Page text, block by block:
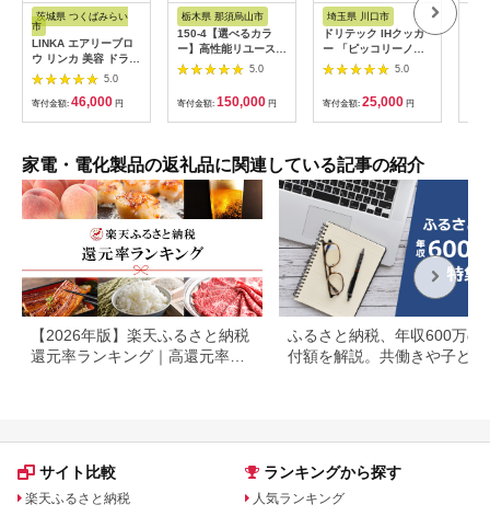
さと納税
茨城県 つくばみらい
市
LINKA エアリーブロ
ウ リンカ 美容 ドライ
ヤー ヘアケア 髪 エス
テ ギフト ラッピング
贈呈品 プレゼント 母
の日 母の日準備 母の
5.0
寄付金額: 46,000 円
栃木県 那須烏山市
150-4【選べるカラ
ー】高性能リユース
スマホ Apple
iPhoneSE 3 128GB
SIMロック解除済 本
体のみ ｜ 中古 再生品
本体 端末
5.0
寄付金額: 150,000 円
さと納税
埼玉県 川口市
ドリテック IHクッカ
ー 「ピッコリーノ」
ブラック DI-
217BK【1642626】
5.0
寄付金額: 25,000 円
家電・電化製品の返礼品に関連している記事の紹介
【2026年版】楽天ふるさと納税
還元率ランキング｜高還元率返
ふるさと納税、年収600万の
付額を解説。共働きや子ども
サイト比較
楽天ふるさと納税
ランキングから探す
人気ランキング